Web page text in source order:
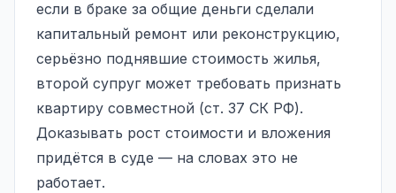
если в браке за общие деньги сделали
капитальный ремонт или реконструкцию,
серьёзно поднявшие стоимость жилья,
второй супруг может требовать признать
квартиру совместной (ст. 37 СК РФ).
Доказывать рост стоимости и вложения
придётся в суде — на словах это не
работает.